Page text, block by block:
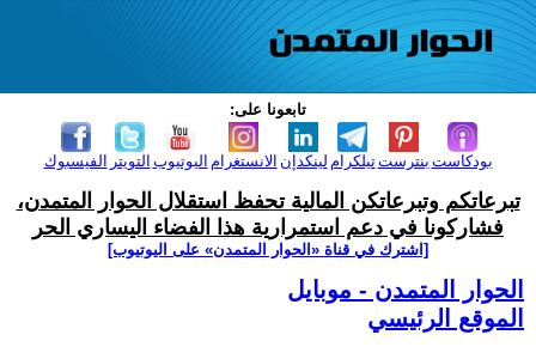
تابعونا على:
الفيسبوك التويتر اليوتيوب الانستغرام لينكدإن تيلكرامبنترست بودكاست
تبرعاتكم وتبرعاتكن المالية تحفظ استقلال الحوار المتمدن،
فشاركونا في دعم استمرارية هذا الفضاء اليساري الحر
[اشترك في قناة ‫«الحوار المتمدن» على اليوتيوب]
الحوار المتمدن - موبايل
الموقع الرئيسي